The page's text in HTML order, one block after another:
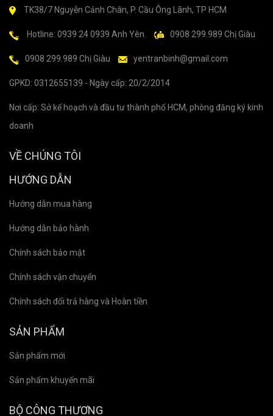
TK38/7 Nguyễn Cảnh Chân, P. Cầu Ông Lãnh, TP HCM
Hotline: 0939 24 0939 Anh Yên. 0908 299.989 Chị Giàu
0908 299.989 Chị Giàu yentranbinh@gmail.com
GPKD: 0312655139 - Ngày cấp: 20/2/2014
Nơi cấp: Sở kế hoạch và đầu tư thành phố HCM, phòng đăng ký kinh
doanh
VỀ CHÚNG TÔI
HƯỚNG DẪN
Hướng dẫn mua hàng
Hướng dẫn bảo hành
Chính sách bảo mật
Chính sách vận chuyển
Chính sách đổi trả hàng và Hoàn tiền
SẢN PHẨM
Sản phẩm mới
Sản phẩm khuyến mãi
BỘ CÔNG THƯƠNG